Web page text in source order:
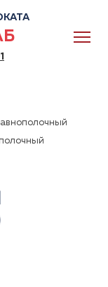
85-01